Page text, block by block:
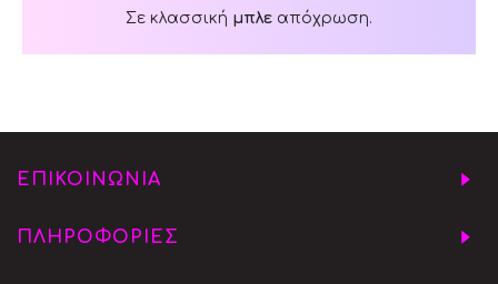
Σε κλασσική μπλε απόχρωση.
ΕΠΙΚΟΙΝΩΝΙΑ
ΠΛΗΡΟΦΟΡΙΕΣ